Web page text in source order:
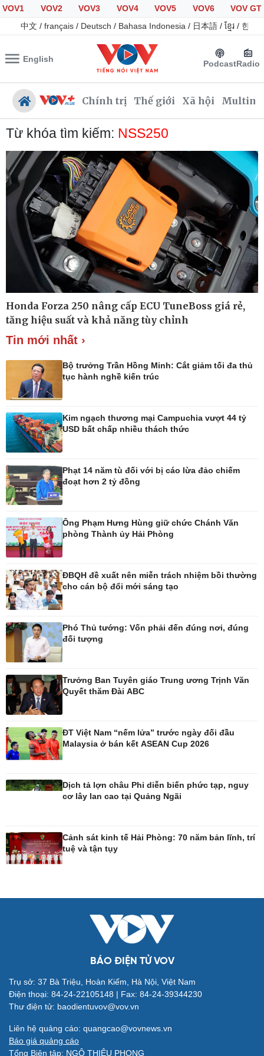
VOV1 VOV2 VOV3 VOV4 VOV5 VOV6
VOV GT
中文 / français / Deutsch / Bahasa Indonesia / 日本語 / ខ្មែរ / 한국
English PodcastRadio
Chính trị Thế giới Xã hội
Chính trị
Đảng
Tổ chức nhân sự
Quốc hội
Nhận diện sự thật
Xã hội
Tin 24h
Dự báo thời tiết
Giáo dục
Dấu ấn VOV
Việc làm
Biển đảo
Thế giới
Quan sát
Cuộc sống đó đây
Multimedia
Ảnh
Infographic
Kinh tế
Bất động sản
Khởi nghiệp
Thị trường
Tỷ giá
Pháp luật
Vụ án
Tin nóng
Tư vấn luật
Pickleball
Lịch thi đấu bóng đá
Ô tô
Xe máy
Tư vấn
Thông tin doanh nghiệp
Doanh nghiệp 24h
Công nghệ
Sành điệu
Tin Công nghệ
Sức khỏe
Nam khoa
Làm đẹp - giảm cân
Phòng mạch online
Ăn sạch sống khỏe
Đời sống
Blog
Tình yêu - Gia đình
Văn học
Di sản
Từ khóa tìm kiếm: NSS250
Honda Forza 250 nâng cấp ECU TuneBoss giá rẻ,
tăng hiệu suất và khả năng tùy chỉnh
Tin mới nhất ›
Bộ trưởng Trần Hồng Minh: Cắt giảm tối đa thủ
tục hành nghề kiến trúc
Kim ngạch thương mại Campuchia vượt 44 tỷ
USD bất chấp nhiều thách thức
Phạt 14 năm tù đối với bị cáo lừa đảo chiếm
đoạt hơn 2 tỷ đồng
Ông Phạm Hưng Hùng giữ chức Chánh Văn
phòng Thành ủy Hải Phòng
ĐBQH đề xuất nên miễn trách nhiệm bồi thường
cho cán bộ đổi mới sáng tạo
Phó Thủ tướng: Vốn phải đến đúng nơi, đúng
đối tượng
Trưởng Ban Tuyên giáo Trung ương Trịnh Văn
Quyết thăm Đài ABC
ĐT Việt Nam “nếm lửa” trước ngày đối đầu
Malaysia ở bán kết ASEAN Cup 2026
Dịch tả lợn châu Phi diễn biến phức tạp, nguy
cơ lây lan cao tại Quảng Ngãi
Cảnh sát kinh tế Hải Phòng: 70 năm bản lĩnh, trí
tuệ và tận tụy
BÁO ĐIỆN TỬ VOV
Trụ sở: 37 Bà Triệu, Hoàn Kiếm, Hà Nội, Việt Nam
Điện thoại: 84-24-22105148 | Fax: 84-24-39344230
Thư điện tử: baodientuvov@vov.vn
Liên hệ quảng cáo: quangcao@vovnews.vn
Báo giá quảng cáo
Tổng Biên tập: NGÔ THIỆU PHONG